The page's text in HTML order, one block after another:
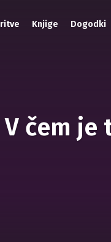
Knjige Dogodki
V čem